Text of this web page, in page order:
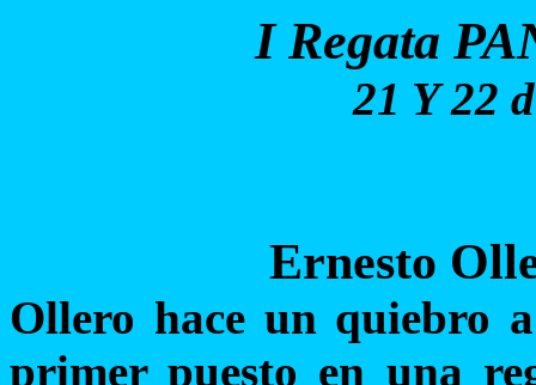
I Regata
21 Y 22
Ernesto
Ollero hace un quiebro
primer puesto en una